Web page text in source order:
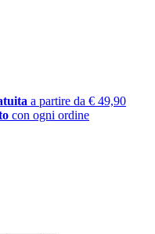
a partire da € 49,90
con ogni ordine